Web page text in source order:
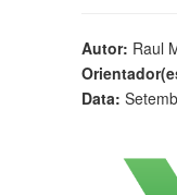
Autor: Raul
Data: